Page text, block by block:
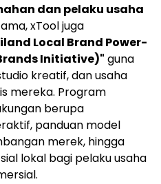
dan pelaku usaha
xTool juga
Local Brand Power-
Initiative)" guna
kreatif, dan usaha
mereka. Program
berupa
panduan model
merek, hingga
lokal bagi pelaku usaha